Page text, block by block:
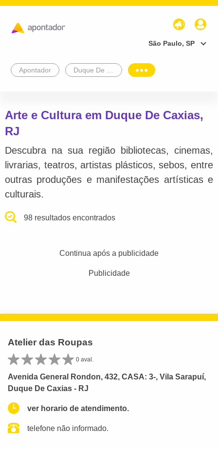
São Paulo, SP
Apontador
Arte e Cultura em Duque De Caxias,
RJ
Descubra na sua região bibliotecas, cinemas,
livrarias, teatros, artistas plásticos, sebos, entre
outras produções e manifestações artísticas e
culturais.
98 resultados encontrados
Continua após a publicidade
Publicidade
Atelier das Roupas
0 aval.
Avenida General Rondon, 432, CASA: 3-, Vila Sarapuí,
Duque De Caxias - RJ
ver horario de atendimento.
telefone não informado.